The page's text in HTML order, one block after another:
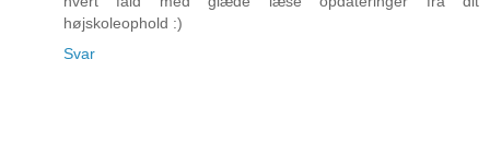
højskoleophold :)
Svar